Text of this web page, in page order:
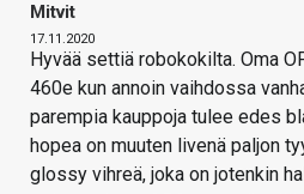
Mitvit
17.11.2020
Hyvää settiä robokokilta. Oma
460e kun annoin vaihdossa
parempia kauppoja tulee edes
hopea on muuten livenä paljon
glossy vihreä, joka on jotenkin